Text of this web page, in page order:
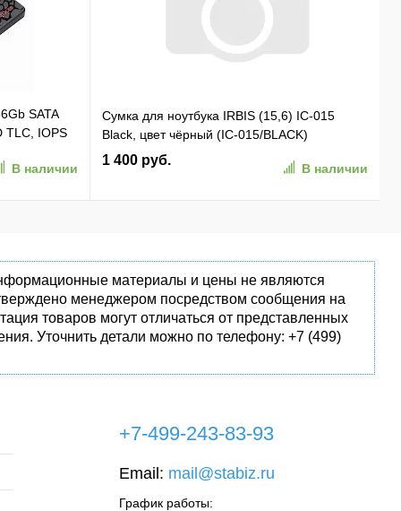
SATA
TLC, IOPS
В наличии
Сумка для ноутбука IRBIS (15,6) IC-015
Black, цвет чёрный (IC-015/BLACK)
1 400 руб.
В наличии
материалы и цены не являются
менеджером посредством сообщения на
товаров могут отличаться от представленных
Уточнить детали можно по телефону: +7 (499)
+7-499-243-83-93
Email: mail@stabiz.ru
График работы: